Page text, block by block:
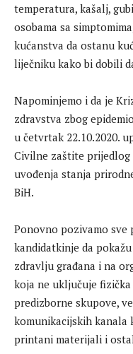
temperatura, kašalj,
osobama sa
kućanstva da ostanu
liječniku kako bi dobili
Napominjemo i da je
zdravstva zbog
u četvrtak 22.10.2020.
Civilne zaštite
uvođenja stanja
BiH.
Ponovno pozivamo
kandidatkinje da
zdravlju građana i na
koja ne uključuje
predizborne skupove,
komunikacijskih kanala
printani materijali i